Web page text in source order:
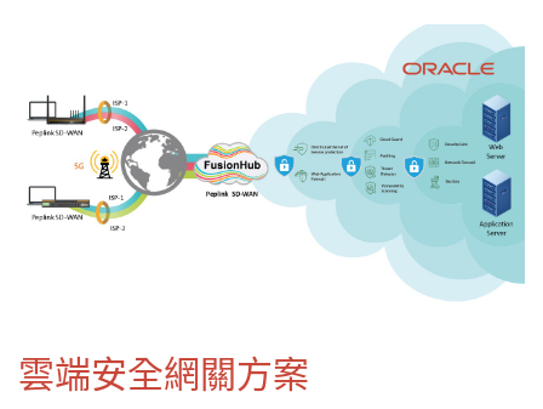
雲端安全網關方案